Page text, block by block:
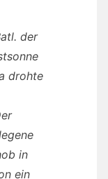
der
drohte
in
ein